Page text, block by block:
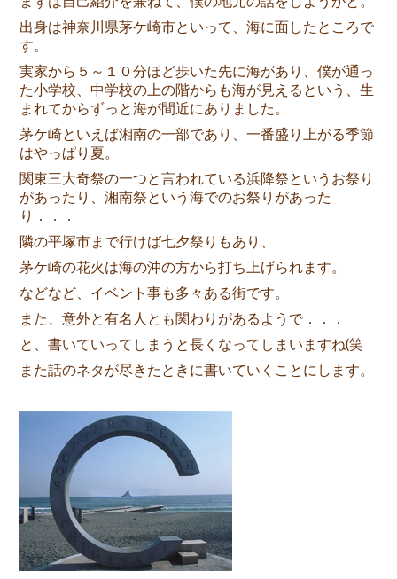
出身は神奈川県茅ケ崎市といって、海に面したところで
す。
実家から５～１０分ほど歩いた先に海があり、僕が通っ
た小学校、中学校の上の階からも海が見えるという、生
まれてからずっと海が間近にありました。
茅ケ崎といえば湘南の一部であり、一番盛り上がる季節
はやっぱり夏。
関東三大奇祭の一つと言われている浜降祭というお祭り
があったり、湘南祭という海でのお祭りがあった
り．．．
隣の平塚市まで行けば七夕祭りもあり、
茅ケ崎の花火は海の沖の方から打ち上げられます。
などなど、イベント事も多々ある街です。
また、意外と有名人とも関わりがあるようで．．．
と、書いていってしまうと長くなってしまいますね(笑
また話のネタが尽きたときに書いていくことにします。